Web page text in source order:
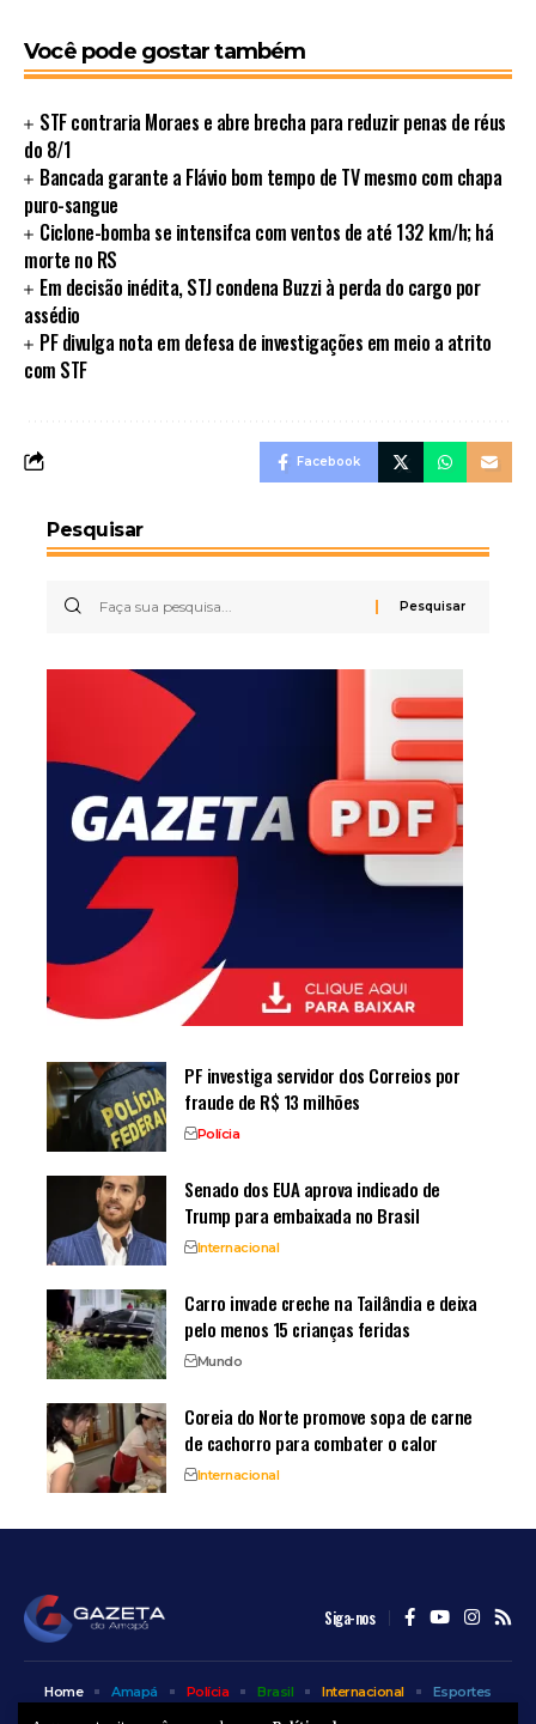
Você pode gostar também
STF contraria Moraes e abre brecha para reduzir penas de réus
do 8/1
Bancada garante a Flávio bom tempo de TV mesmo com chapa
puro-sangue
Ciclone-bomba se intensifca com ventos de até 132 km/h; há
morte no RS
Em decisão inédita, STJ condena Buzzi à perda do cargo por
assédio
PF divulga nota em defesa de investigações em meio a atrito
com STF
Facebook
Pesquisar
PF investiga servidor dos Correios por
fraude de R$ 13 milhões
Polícia
Senado dos EUA aprova indicado de
Trump para embaixada no Brasil
Internacional
Carro invade creche na Tailândia e deixa
pelo menos 15 crianças feridas
Mundo
Coreia do Norte promove sopa de carne
de cachorro para combater o calor
Internacional
Siga-nos
Home Amapá Polícia Brasil Internacional
Esportes
Bem Estar
Entretenimento